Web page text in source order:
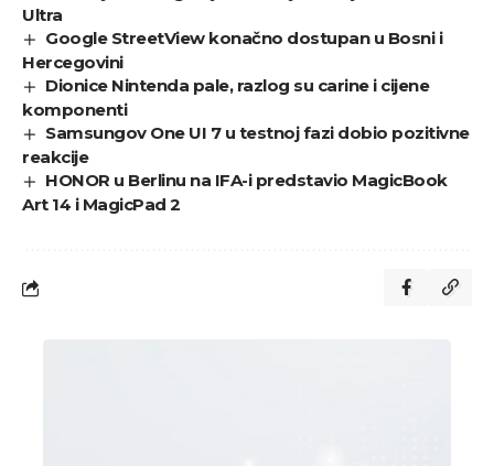
Ultra
Google StreetView konačno dostupan u Bosni i
Hercegovini
Dionice Nintenda pale, razlog su carine i cijene
komponenti
Samsungov One UI 7 u testnoj fazi dobio pozitivne
reakcije
HONOR u Berlinu na IFA-i predstavio MagicBook
Art 14 i MagicPad 2